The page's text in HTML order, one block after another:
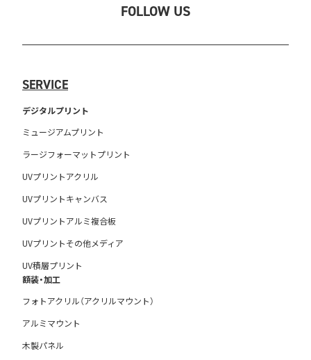
FOLLOW US
SERVICE
デジタルプリント
ミュージアムプリント
ラージフォーマットプリント
UVプリントアクリル
UVプリントキャンバス
UVプリントアルミ複合板
UVプリントその他メディア
UV積層プリント
額装・加工
フォトアクリル（アクリルマウント）
アルミマウント
木製パネル